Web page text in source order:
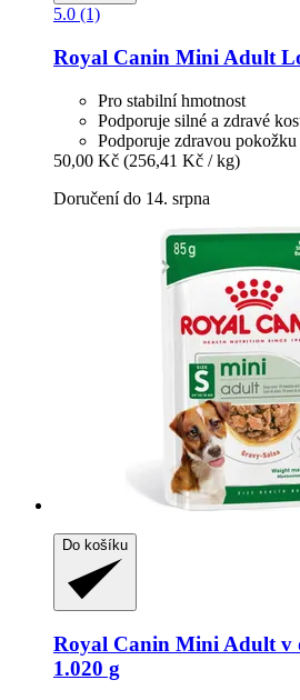
5.0 (1)
Royal Canin Mini Adult
Pro stabilní hmotnost
Podporuje silné a zdravé
Podporuje zdravou pokožku
50,00 Kč (256,41 Kč / kg)
Doručení do 14. srpna
Do košíku
Royal Canin Mini Adult v
1.020 g